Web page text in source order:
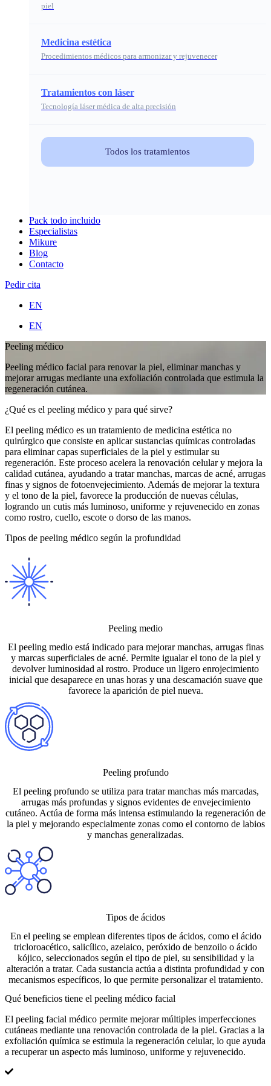
piel
Medicina estética
Procedimientos médicos para armonizar y rejuvenecer
Tratamientos con láser
Tecnología láser médica de alta precisión
Todos los tratamientos
Pack todo incluido
Especialistas
Mikure
Blog
Contacto
Pedir cita
EN
EN
Peeling médico
Peeling médico facial para renovar la piel, eliminar manchas y
mejorar arrugas mediante una exfoliación controlada que estimula la
regeneración cutánea.
¿Qué es el peeling médico y para qué sirve?
El peeling médico es un tratamiento de medicina estética no
quirúrgico que consiste en aplicar sustancias químicas controladas
para eliminar capas superficiales de la piel y estimular su
regeneración. Este proceso acelera la renovación celular y mejora la
calidad cutánea, ayudando a tratar manchas, marcas de acné, arrugas
finas y signos de fotoenvejecimiento. Además de mejorar la textura
y el tono de la piel, favorece la producción de nuevas células,
logrando un cutis más luminoso, uniforme y rejuvenecido en zonas
como rostro, cuello, escote o dorso de las manos.
Tipos de peeling médico según la profundidad
Peeling medio
El peeling medio está indicado para mejorar manchas, arrugas finas
y marcas superficiales de acné. Permite igualar el tono de la piel y
devolver luminosidad al rostro. Produce un ligero enrojecimiento
inicial que desaparece en unas horas y una descamación suave que
favorece la aparición de piel nueva.
Peeling profundo
El peeling profundo se utiliza para tratar manchas más marcadas,
arrugas más profundas y signos evidentes de envejecimiento
cutáneo. Actúa de forma más intensa estimulando la regeneración de
la piel y mejorando especialmente zonas como el contorno de labios
y manchas generalizadas.
Tipos de ácidos
En el peeling se emplean diferentes tipos de ácidos, como el ácido
tricloroacético, salicílico, azelaico, peróxido de benzoilo o ácido
kójico, seleccionados según el tipo de piel, su sensibilidad y la
alteración a tratar. Cada sustancia actúa a distinta profundidad y con
mecanismos específicos, lo que permite personalizar el tratamiento.
Qué beneficios tiene el peeling médico facial
El peeling facial médico permite mejorar múltiples imperfecciones
cutáneas mediante una renovación controlada de la piel. Gracias a la
exfoliación química se estimula la regeneración celular, lo que ayuda
a recuperar un aspecto más luminoso, uniforme y rejuvenecido.